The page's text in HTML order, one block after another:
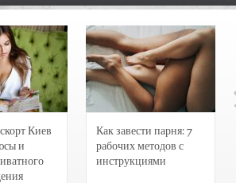
Киев
и
Как завести парня: 7
рабочих методов с
инструкциями